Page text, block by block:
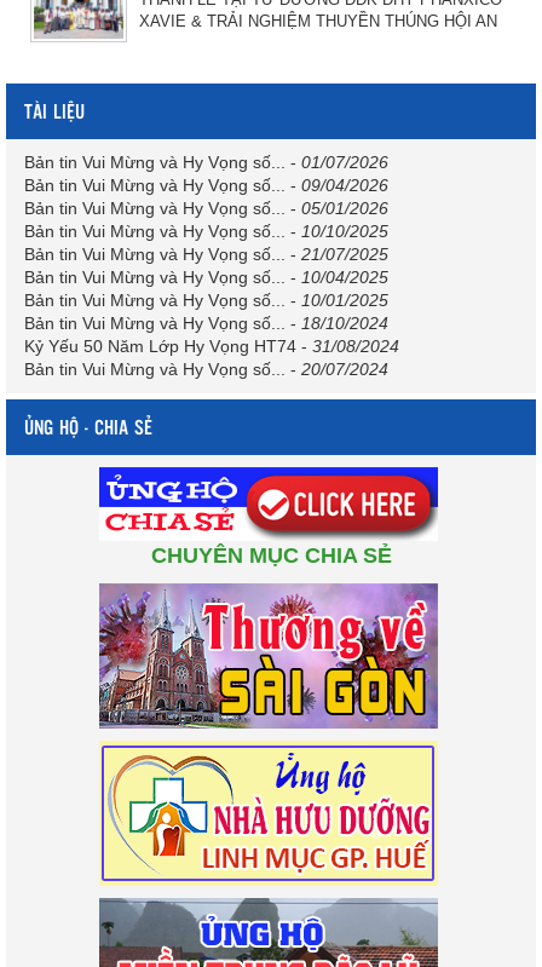
XAVIE & TRẢI NGHIỆM THUYỀN THÚNG HỘI AN
TÀI LIỆU
Bản tin Vui Mừng và Hy Vọng số... - 01/07/2026
Bản tin Vui Mừng và Hy Vọng số...
- 09/04/2026
Bản tin Vui Mừng và Hy Vọng số...
- 05/01/2026
Bản tin Vui Mừng và Hy Vọng số...
- 10/10/2025
Bản tin Vui Mừng và Hy Vọng số...
- 21/07/2025
Bản tin Vui Mừng và Hy Vọng số...
- 10/04/2025
Bản tin Vui Mừng và Hy Vọng số...
- 10/01/2025
Bản tin Vui Mừng và Hy Vọng số...
- 18/10/2024
Kỷ Yếu 50 Năm Lớp Hy Vọng HT74 - 31/08/2024
Bản tin Vui Mừng và Hy Vọng số...
- 20/07/2024
ỦNG HỘ - CHIA SẺ
CHUYÊN MỤC CHIA SẺ